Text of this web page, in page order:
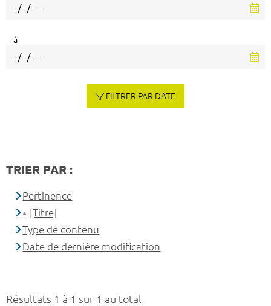
Résultats 1 à 1 sur 1 au total
à
FILTRER PAR DATE
TRIER PAR :
Pertinence
[Titre]
Type de contenu
Date de dernière modification